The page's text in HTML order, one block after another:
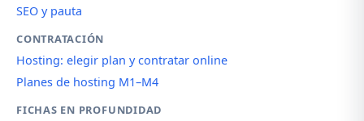
SEO y pauta
CONTRATACIÓN
Hosting: elegir plan y contratar online
Planes de hosting M1–M4
FICHAS EN PROFUNDIDAD